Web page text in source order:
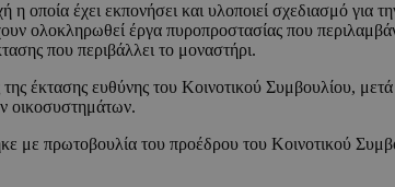
οποία έχει εκπονήσει και υλοποιεί σχεδιασμό για
ολοκληρωθεί έργα πυροπροστασίας που
που περιβάλλει το μοναστήρι.
έκτασης ευθύνης του Κοινοτικού Συμβουλίου, μετά
οικοσυστημάτων.
με πρωτοβουλία του προέδρου του Κοινοτικού